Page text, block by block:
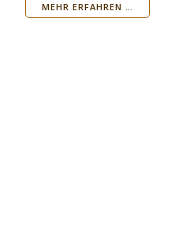
MEHR ERFAHREN …